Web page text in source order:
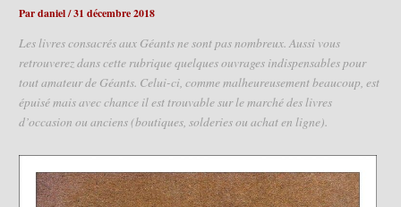
Pardaniel/31 décembre 2018
Les livres consacrés aux Géants ne sont pas nombreux. Aussi vous
retrouverez dans cette rubrique quelques ouvrages indispensables pour
tout amateur de Géants. Celui-ci, comme malheureusement beaucoup, est
épuisé mais avec chance il est trouvable sur le marché des livres
d’occasion ou anciens (boutiques, solderies ou achat en ligne).